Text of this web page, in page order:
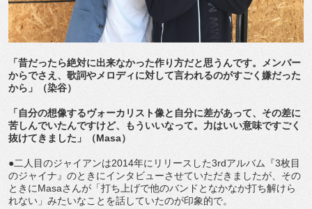
「昔だったら絶対に出来なかった作り方だと思うんです。メンバー
からでさえ、歌詞やメロディに対して言われるのがすごく嫌だった
から」（染谷）
「自分の想像するヴォーカリスト像と自分に差があって、その差に
苦しんでいたんですけど、もういいなって。力はいい意味ですごく
抜けてきました」（Masa）
●二人目のジャイアンは2014年にリリースした3rdアルバム『3枚目
のジャイナ』のときにインタビューさせていただきましたが、その
ときにMasaさんが「打ち上げで他のバンドとなかなか打ち解けら
れない」みたいなことを話していたのが印象的で。